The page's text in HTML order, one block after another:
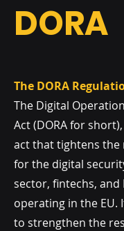
DORA
The DORA
The Digital
Act (DORA for
act that tightens the
for the digital
sector, fintechs, and
operating in the EU.
to strengthen the